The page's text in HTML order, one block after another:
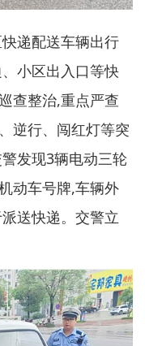
递配送车辆出行
小区出入口等快
查整治,重点严查
逆行、闯红灯等突
发现3辆电动三轮
动车号牌,车辆外
送快递。交警立